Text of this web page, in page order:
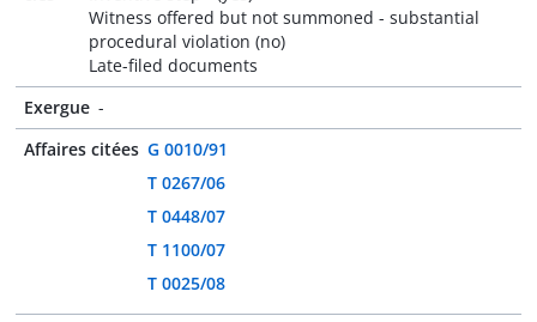
Witness offered but not summoned - substantial
procedural violation (no)
Late-filed documents
Exergue -
Affaires citées G 0010/91
T 0267/06
T 0448/07
T 1100/07
T 0025/08